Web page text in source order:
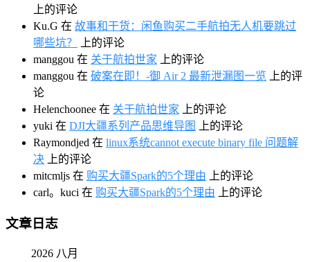
上的评论
Ku.G 在 故事和干货：闲鱼购买二手航拍无人机要跳过
哪些坑？
上的评论
manggou 在 关于航拍世家 上的评论
manggou 在 破案在即！-御 Air 2 最新泄漏图一览 上的评
论
Helenchoonee 在 关于航拍世家 上的评论
yuki 在 DJI大疆系列产品思维导图
上的评论
Raymondjed 在 linux系统cannot execute binary file 问题解
决 上的评论
mitcmljs 在 购买大疆Spark的5个理由 上的评论
carl。kuci 在 购买大疆Spark的5个理由 上的评论
文章日志
2026 八月